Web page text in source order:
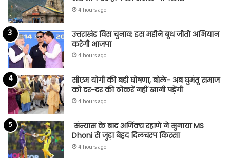
4 hours ago
उत्तराखंड विस चुनाव: इस महीने बूथ जीतो अभियान
करेगी भाजपा
4 hours ago
सीएम योगी की बड़ी घोषणा, बोले- अब घुमंतू समाज
को दर-दर की ठोकरें नहीं खानी पड़ेंगी
4 hours ago
संन्यास के बाद अजिंक्‍य रहाणे ने सुनाया MS
Dhoni से जुड़ा बेहद दिलचस्प किस्सा
4 hours ago